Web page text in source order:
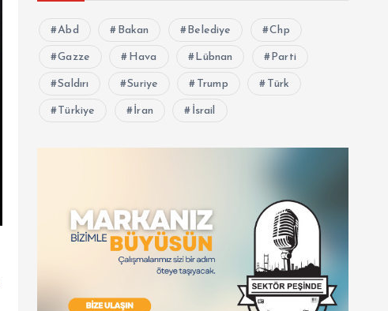
Abd Bakan Belediye Chp
Gazze Hava Lübnan Parti
Saldırı Suriye Trump Türk
Türkiye İran İsrail